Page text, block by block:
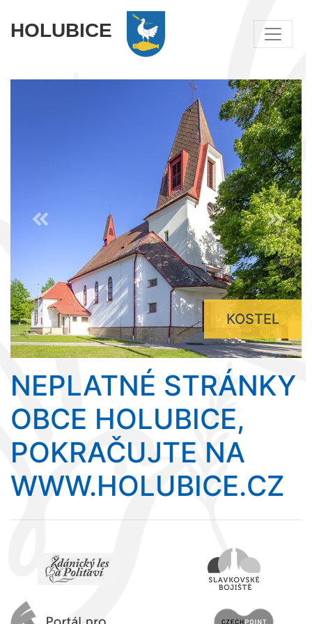
HOLUBICE
KOSTEL
Předchozí Následující
NEPLATNÉ STRÁNKY
OBCE HOLUBICE,
POKRAČUJTE NA
WWW.HOLUBICE.CZ